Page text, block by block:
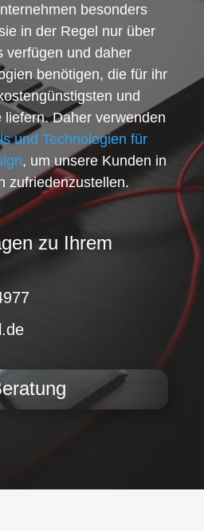
besonders
in der Regel nur über
verfügen und daher
benötigen, die für ihr
und
Daher verwenden
und Technologien für
, um unsere Kunden in
zufriedenzustellen.
zu Ihrem